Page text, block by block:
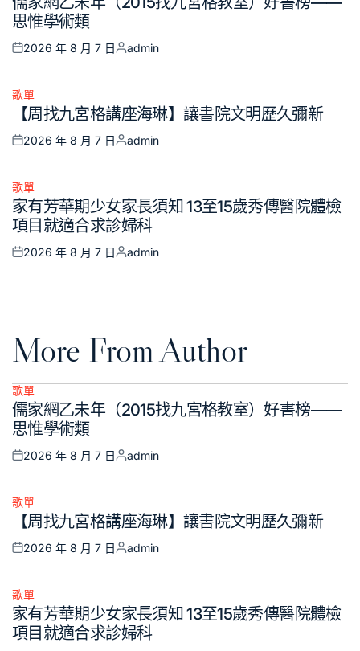
in
思惟學術類
Posted
2026 年 8 月 7 日
Posted
admin
Posted
歌單
【周找九宮格講座海琳】讓書院文明歷久彌新
Posted
2026 年 8 月 7 日
Posted
admin
Posted
in
歌單
家有芳華期少女家長須知 13至15歲秀傳醫院體檢
項目就適合求診婦科
Posted
2026 年 8 月 7 日
Posted
admin
More From Author
Posted
in
歌單
儒家網乙未年（2015找九宮格教室）好書榜——
思惟學術類
Posted
2026 年 8 月 7 日
Posted
admin
Posted
歌單
【周找九宮格講座海琳】讓書院文明歷久彌新
Posted
2026 年 8 月 7 日
Posted
admin
Posted
in
歌單
家有芳華期少女家長須知 13至15歲秀傳醫院體檢
項目就適合求診婦科